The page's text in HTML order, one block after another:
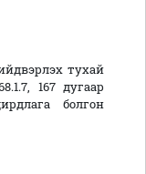
тухай
167 дугаар
болгон